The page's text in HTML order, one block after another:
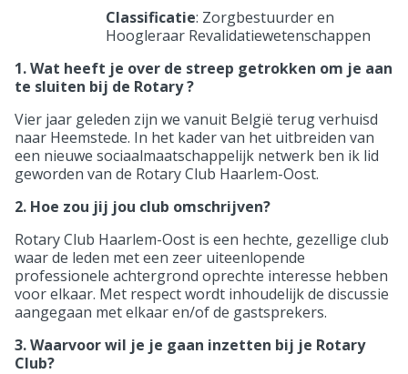
Classificatie: Zorgbestuurder en
Hoogleraar Revalidatiewetenschappen
1. Wat heeft je over de streep getrokken om je aan
te sluiten bij de Rotary ?
Vier jaar geleden zijn we vanuit België terug verhuisd
naar Heemstede. In het kader van het uitbreiden van
een nieuwe sociaalmaatschappelijk netwerk ben ik lid
geworden van de Rotary Club Haarlem-Oost.
2. Hoe zou jij jou club omschrijven?
Rotary Club Haarlem-Oost is een hechte, gezellige club
waar de leden met een zeer uiteenlopende
professionele achtergrond oprechte interesse hebben
voor elkaar. Met respect wordt inhoudelijk de discussie
aangegaan met elkaar en/of de gastsprekers.
3. Waarvoor wil je je gaan inzetten bij je Rotary
Club?